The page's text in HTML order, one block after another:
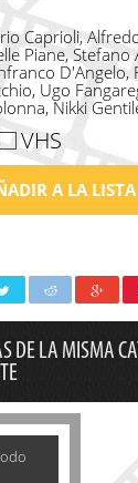
Caprioli,
Piane, Stefano
D'Angelo,
Ugo
Nikki
VHS
A LA LISTA
DE LA MISMA